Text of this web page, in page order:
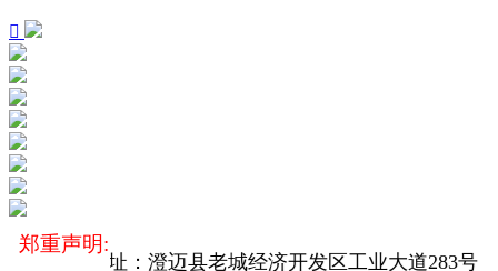

郑重声明:
院校（地址：澄迈县老城经济开发区工业大道283号